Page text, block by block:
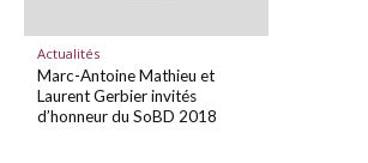
Actualités
Marc-Antoine Mathieu et
Laurent Gerbier invités
d’honneur du SoBD 2018